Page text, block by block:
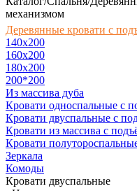
механизмом
Деревянные кровати с
140x200
160х200
180х200
200*200
Из массива дуба
Кровати односпальные с
Кровати двуспальные с
Кровати из массива с
Кровати
Зеркала
Комоды
Кровати двуспальные